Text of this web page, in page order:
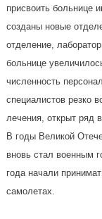
присвоить больнице
созданы новые
отделение,
больнице
численность
специалистов резко
лечения, открыт ряд
В годы Великой
вновь стал военным
года начали
самолетах.